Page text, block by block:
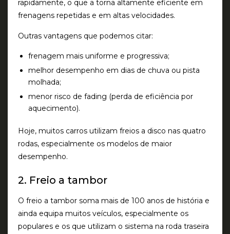
rapidamente, o que a torna altamente eficiente em
frenagens repetidas e em altas velocidades.
Outras vantagens que podemos citar:
frenagem mais uniforme e progressiva;
melhor desempenho em dias de chuva ou pista
molhada;
menor risco de fading (perda de eficiência por
aquecimento).
Hoje, muitos carros utilizam freios a disco nas quatro
rodas, especialmente os modelos de maior
desempenho.
2. Freio a tambor
O freio a tambor soma mais de 100 anos de história e
ainda equipa muitos veículos, especialmente os
populares e os que utilizam o sistema na roda traseira